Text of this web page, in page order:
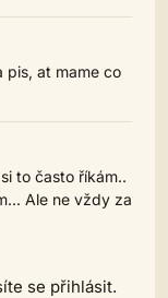
pis, at mame co
to často říkám..
Ale ne vždy za
se přihlásit.